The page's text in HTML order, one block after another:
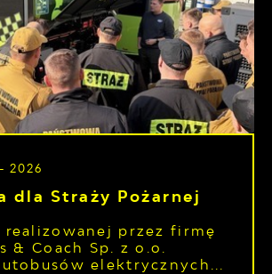
2026
dla Straży Pożarnej
realizowanej przez firmę
& Coach Sp. z o.o.
elektrycznych...